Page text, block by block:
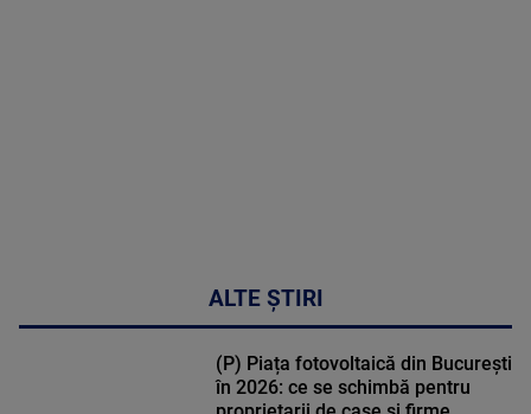
ALTE ȘTIRI
(P) Piața fotovoltaică din București
în 2026: ce se schimbă pentru